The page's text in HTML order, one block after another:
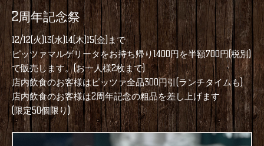
2周年記念祭
12/12(火)13(水)14(木)15(金)まで
ピッツァマルゲリータをお持ち帰り1400円を半額700円(税別)
で販売します。(お一人様2枚まで)
店内飲食のお客様はピッツァ全品300円引(ランチタイムも)
店内飲食のお客様は2周年記念の粗品を差し上げます
(限定50個限り)